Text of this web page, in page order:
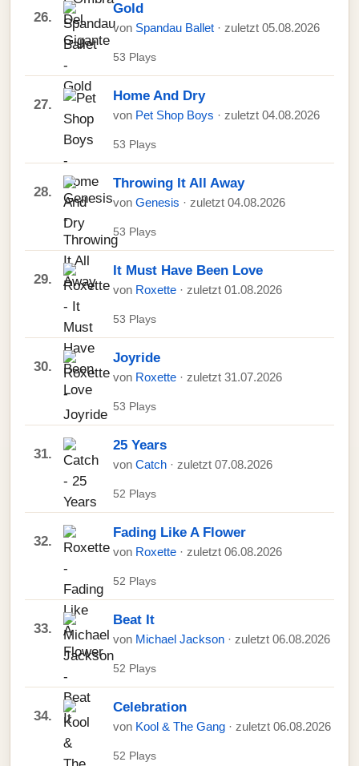
26.
Gold
von Spandau Ballet · zuletzt 05.08.2026
53 Plays
27.
Home And Dry
von Pet Shop Boys · zuletzt 04.08.2026
53 Plays
28.
Throwing It All Away
von Genesis · zuletzt 04.08.2026
53 Plays
29.
It Must Have Been Love
von Roxette · zuletzt 01.08.2026
53 Plays
30.
Joyride
von Roxette · zuletzt 31.07.2026
53 Plays
31.
25 Years
von Catch · zuletzt 07.08.2026
52 Plays
32.
Fading Like A Flower
von Roxette · zuletzt 06.08.2026
52 Plays
33.
Beat It
von Michael Jackson · zuletzt 06.08.2026
52 Plays
34.
Celebration
von Kool & The Gang · zuletzt 06.08.2026
52 Plays